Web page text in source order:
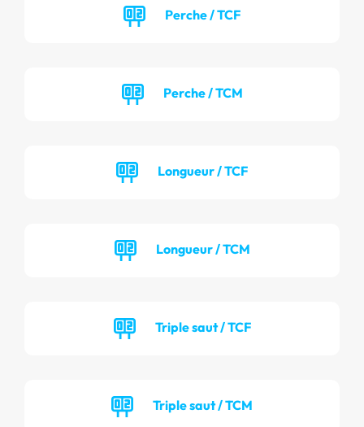
Perche / TCF
Perche / TCM
Longueur / TCF
Longueur / TCM
Triple saut / TCF
Triple saut / TCM